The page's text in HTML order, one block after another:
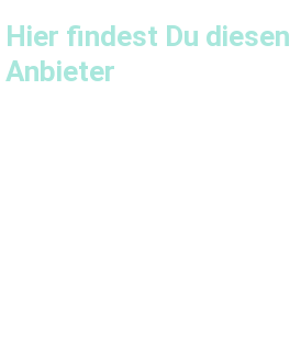
Hier findest Du diesen
Anbieter